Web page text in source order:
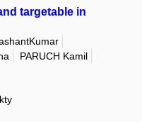
targetable in
PARUCH Kamil